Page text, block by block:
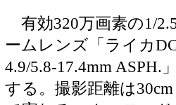
有効320万画素の1/
ームレンズ「ライカ
4.9/5.8-17.4mm ASPH.
する。撮影距離は